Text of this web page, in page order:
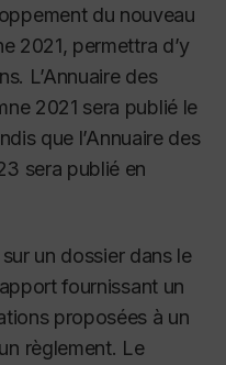
du nouveau
2021, permettra d’y
L’Annuaire des
2021 sera publié le
que l’Annuaire des
sera publié en
un dossier dans le
fournissant un
proposées à un
règlement. Le